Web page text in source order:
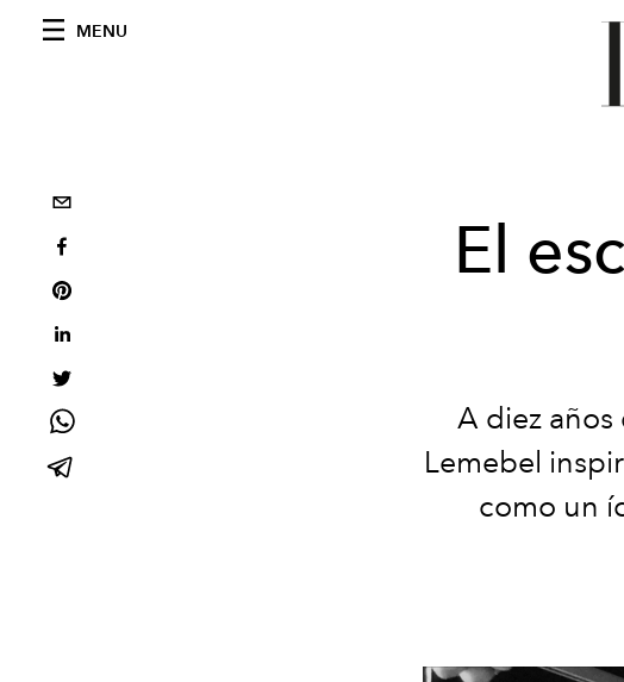
MENU
El
A diez años
Lemebel
como un